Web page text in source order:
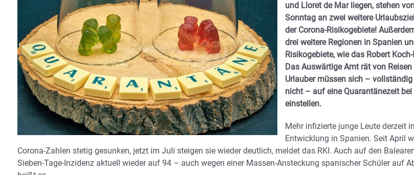
und Lloret de Mar liegen, stehen
Sonntag an zwei weitere
der Corona-Risikogebiete!
drei weitere Regionen in Spanien
Risikogebiete, wie das Robert
Das Auswärtige Amt rät von
Urlauber müssen sich –
nicht – auf eine Quarantänezeit bei
einstellen.
Mehr infizierte junge Leute derzeit
Entwicklung in Spanien. Seit April
Corona-Zahlen stetig gesunken, jetzt im Juli steigen sie wieder deutlich, meldet das RKI. Auch auf den
Sieben-Tage-Inzidenz aktuell wieder auf 94 – auch wegen einer Massen-Ansteckung spanischer Schüler auf